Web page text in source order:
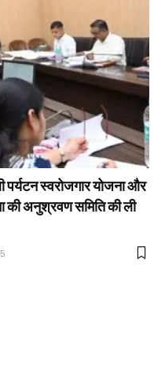
पर्यटन स्वरोजगार योजना और
की अनुश्रवण समिति की ली